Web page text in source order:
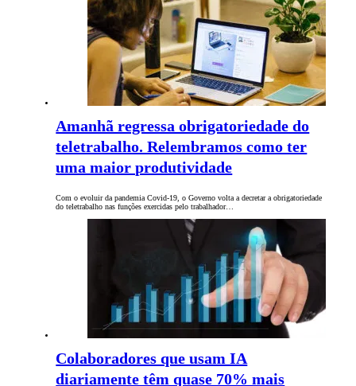
Amanhã regressa obrigatoriedade do
teletrabalho. Relembramos como ter
uma maior produtividade
Com o evoluir da pandemia Covid-19, o Governo volta a decretar a obrigatoriedade
do teletrabalho nas funções exercidas pelo trabalhador…
Colaboradores que usam IA
diariamente têm quase 70% mais